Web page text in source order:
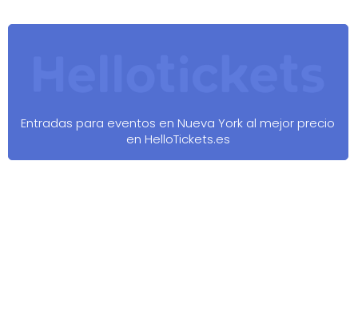
Entradas para eventos en Nueva York al mejor precio
en HelloTickets.es